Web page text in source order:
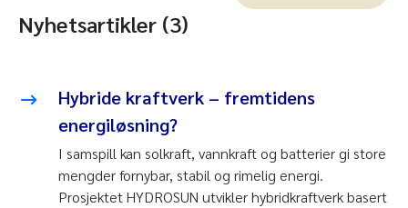
Nyhetsartikler (3)
Hybride kraftverk – fremtidens
energiløsning?
I samspill kan solkraft, vannkraft og batterier gi store
mengder fornybar, stabil og rimelig energi.
Prosjektet HYDROSUN utvikler hybridkraftverk basert